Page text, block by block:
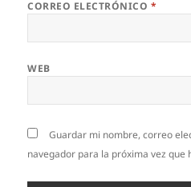
CORREO ELECTRÓNICO *
WEB
Guardar mi nombre, correo
navegador para la próxima vez que